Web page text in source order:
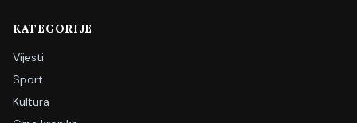
KATEGORIJE
Vijesti
Sport
Kultura